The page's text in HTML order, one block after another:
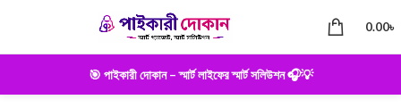
0.00৳
🎯 পাইকারী দোকান – স্মার্ট লাইফের স্মার্ট সলিউশন 🎧💡